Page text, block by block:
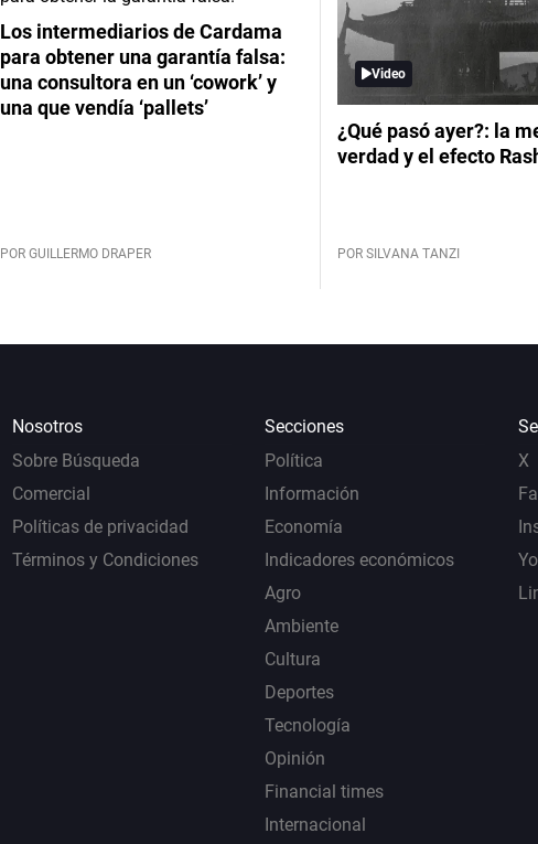
Los intermediarios de Cardama
para obtener una garantía falsa:
una consultora en un ‘cowork’ y
una que vendía ‘pallets’
POR GUILLERMO DRAPER
Video
¿Qué pasó ayer?: la
verdad y el efecto
POR SILVANA TANZI
Nosotros
Sobre Búsqueda
Comercial
Políticas de privacidad
Términos y Condiciones
Secciones
Política
Información
Economía
Indicadores económicos
Agro
Ambiente
Cultura
Deportes
Tecnología
Opinión
Financial times
Internacional
X